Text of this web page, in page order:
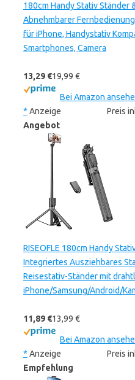
180cm Handy Stativ Ständer
Abnehmbarer
für iPhone, Handystativ
Smartphones, Camera
13,29 €19,99 €
Bei Amazon
* Anzeige
Preis
Angebot
RISEOFLE 180cm Handy
Integriertes Ausziehbares
Reisestativ-Ständer mit
iPhone/Samsung/Android/
11,89 €13,99 €
Bei Amazon
* Anzeige
Preis
Empfehlung